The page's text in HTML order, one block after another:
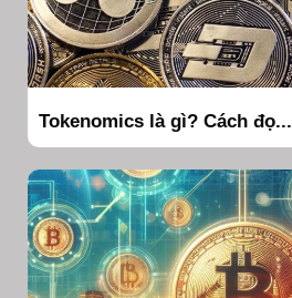
Tokenomics là gì? Cách đọ...